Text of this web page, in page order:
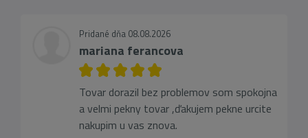
Pridané dňa 08.08.2026
mariana ferancova
Tovar dorazil bez problemov som spokojna
a velmi pekny tovar ,ďakujem pekne urcite
nakupim u vas znova.